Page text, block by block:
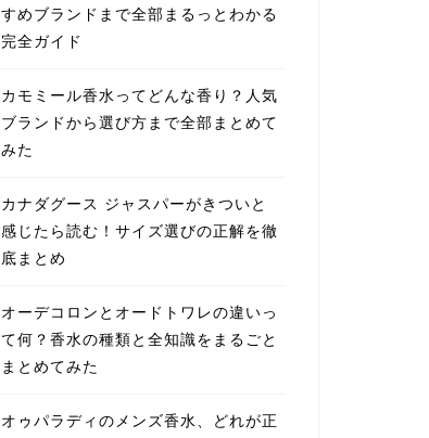
すめブランドまで全部まるっとわかる
完全ガイド
カモミール香水ってどんな香り？人気
ブランドから選び方まで全部まとめて
みた
カナダグース ジャスパーがきついと
感じたら読む！サイズ選びの正解を徹
底まとめ
オーデコロンとオードトワレの違いっ
て何？香水の種類と全知識をまるごと
まとめてみた
オゥパラディのメンズ香水、どれが正